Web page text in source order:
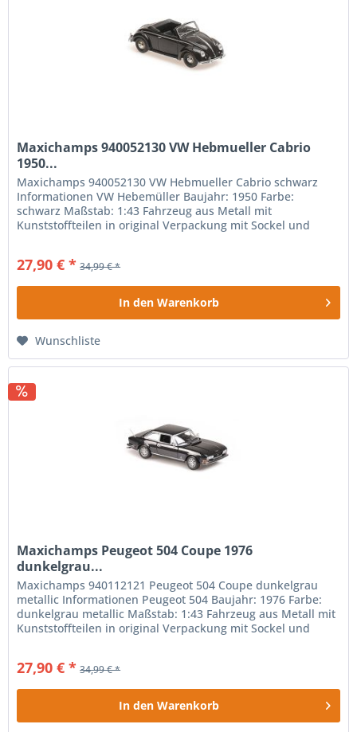
Maxichamps 940052130 VW Hebmueller Cabrio
1950...
Maxichamps 940052130 VW Hebmueller Cabrio schwarz
Informationen VW Hebemüller Baujahr: 1950 Farbe:
schwarz Maßstab: 1:43 Fahrzeug aus Metall mit
Kunststoffteilen in original Verpackung mit Sockel und
27,90 € * 34,99 € *
In den Warenkorb
Wunschliste
Maxichamps Peugeot 504 Coupe 1976
dunkelgrau...
Maxichamps 940112121 Peugeot 504 Coupe dunkelgrau
metallic Informationen Peugeot 504 Baujahr: 1976 Farbe:
dunkelgrau metallic Maßstab: 1:43 Fahrzeug aus Metall mit
Kunststoffteilen in original Verpackung mit Sockel und
27,90 € * 34,99 € *
In den Warenkorb